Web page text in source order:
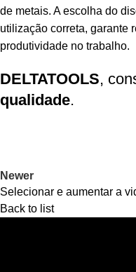
de metais. A escolha do
utilização correta, garante
produtividade no trabalho.
DELTATOOLS,
qualidade.
Newer
Selecionar e aumentar a
Back to list